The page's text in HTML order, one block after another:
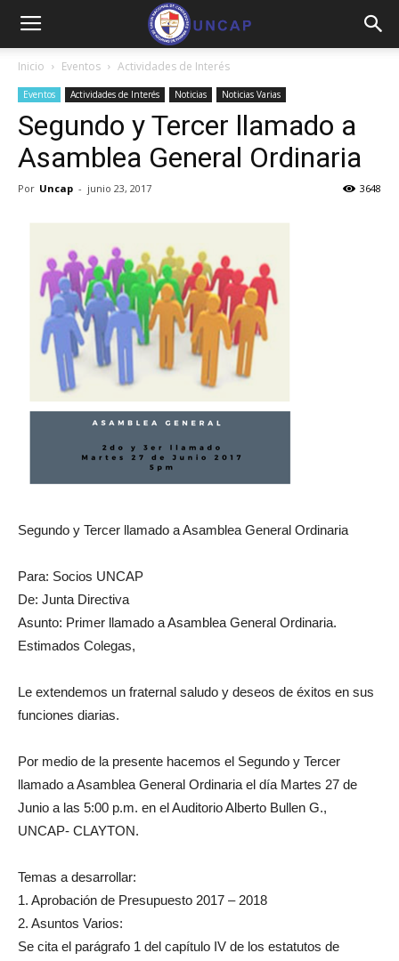
Inicio Eventos Actividades de Interés
Eventos Actividades de Interés Noticias Noticias Varias
Segundo y Tercer llamado a
Asamblea General Ordinaria
Por Uncap - junio 23, 2017 3648
Segundo y Tercer llamado a Asamblea General Ordinaria
Para: Socios UNCAP
De: Junta Directiva
Asunto: Primer llamado a Asamblea General Ordinaria.
Estimados Colegas,
Le extendemos un fraternal saludo y deseos de éxitos en sus
funciones diarias.
Por medio de la presente hacemos el Segundo y Tercer
llamado a Asamblea General Ordinaria el día Martes 27 de
Junio a las 5:00 p.m. en el Auditorio Alberto Bullen G.,
UNCAP- CLAYTON.
Temas a desarrollar:
1. Aprobación de Presupuesto 2017 – 2018
2. Asuntos Varios:
Se cita el parágrafo 1 del capítulo IV de los estatutos de